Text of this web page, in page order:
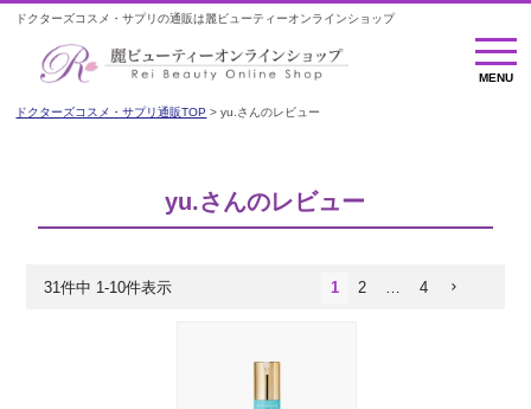
ドクターズコスメ・サプリの通販は麗ビューティーオンラインショップ
MENU
MENU
ドクターズコスメ・サプリ通販TOP yu.さんのレビュー
yu.さんのレビュー
31件中 1-10件表示 1 2 … 4